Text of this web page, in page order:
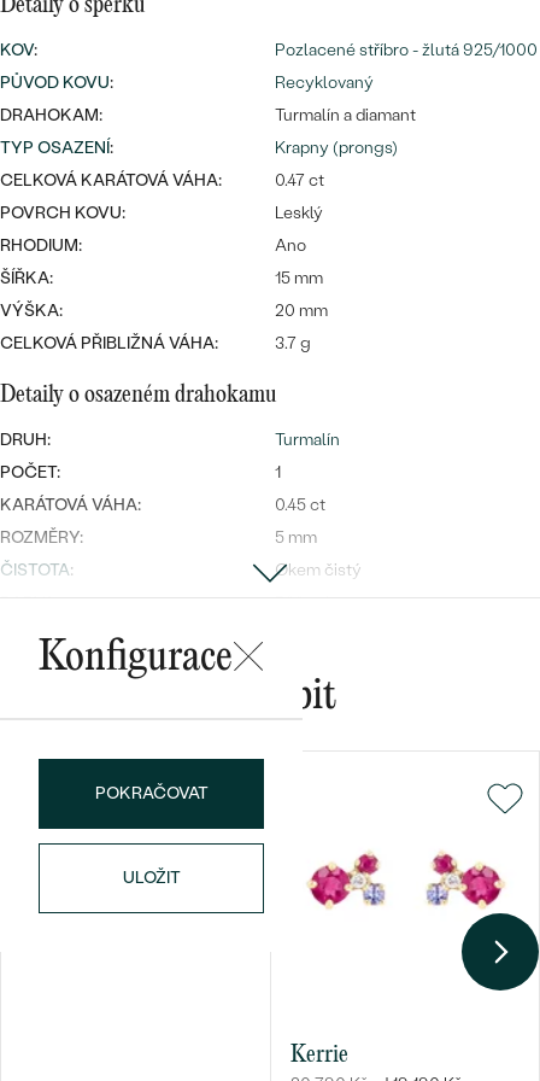
Bestsellery
Detaily o šperku
KOV:
Pozlacené stříbro - žlutá 925/1000
PŮVOD KOVU:
Recyklovaný
DRAHOKAM:
Turmalín a diamant
TYP OSAZENÍ:
Krapny (prongs)
CELKOVÁ KARÁTOVÁ VÁHA:
0.47 ct
POVRCH KOVU:
Lesklý
RHODIUM:
Ano
ŠÍŘKA:
15 mm
VÝŠKA:
20 mm
CELKOVÁ PŘIBLIŽNÁ VÁHA:
3.7 g
Detaily o osazeném drahokamu
DRUH:
Turmalín
POČET:
1
KARÁTOVÁ VÁHA:
0.45 ct
ROZMĚRY:
5 mm
ČISTOTA:
Okem čistý
BARVA:
Růžová
TVAR:
PŮVOD:
Postranní drahokamy
DRUH:
KARÁTOVÁ VÁHA:
1.75 mm
Round
Konfigurace
POKRAČOVAT
ULOŽIT
Mohlo by se vám líbit
Kerrie